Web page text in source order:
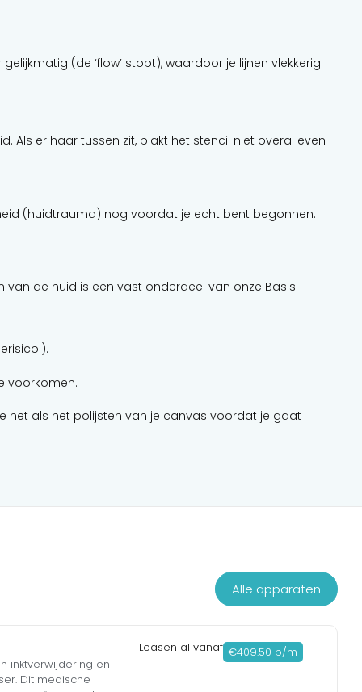
(de ‘flow’ stopt), waardoor je lijnen vlekkerig
Als er haar tussen zit, plakt het stencil niet overal even
(huidtrauma) nog voordat je echt bent begonnen.
van de huid is een vast onderdeel van onze Basis
voorkomen.
het als het polijsten van je canvas voordat je gaat
Alle apparaten
inktverwijdering en
Dit medische
Leasen al vanaf €409.50 p/m